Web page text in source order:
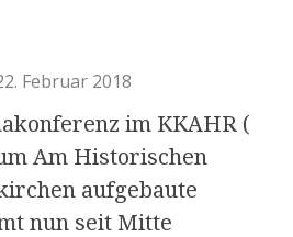
Februar 2018
im KKAHR (
Am Historischen
aufgebaute
nun seit Mitte